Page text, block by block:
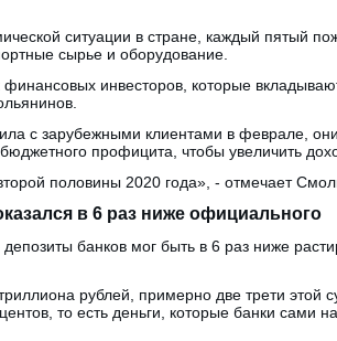
ситуации в стране, каждый пятый
сырье и оборудование.
инвесторов, которые
с зарубежными клиентами в феврале,
профицита, чтобы увеличить
половины 2020 года», - отмечает
в 6 раз ниже официального
банков мог быть в 6 раз ниже
рублей, примерно две трети этой
то есть деньги, которые банки сами